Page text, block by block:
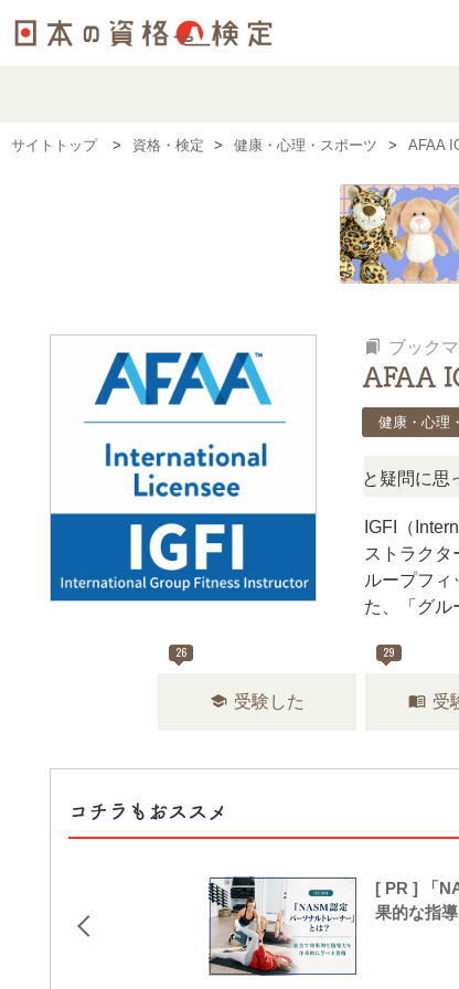
サイトトップ 資格・検定 健康・心理・スポーツ AFAA
bookmarks ブック
AFAA
健康・心理
の検定、難しい？」「どんな試験？」と疑問に思った
IGFI（
ストラク
ループフィ
た、「グル
26
school 受験した
29
menu_book 受
コチラもおススメ
[ PR ] 「
果的な指